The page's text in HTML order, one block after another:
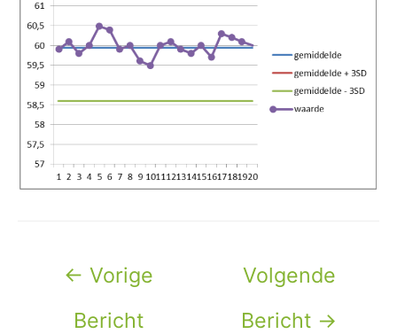
Bericht
navigatie
← Vorige
Bericht
Volgende
Bericht →